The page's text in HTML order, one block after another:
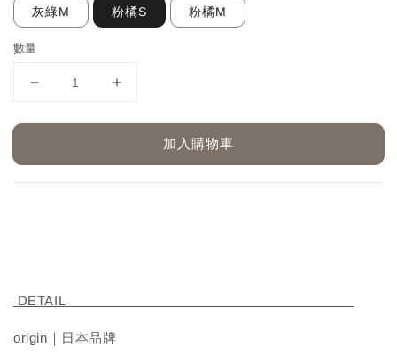
灰綠M 粉橘S 粉橘M
數量
加入購物車
DETAIL
origin｜日本品牌